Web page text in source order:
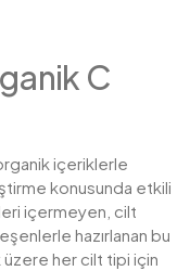
C
içeriklerle
konusunda etkili
içermeyen, cilt
hazırlanan bu
her cilt tipi için